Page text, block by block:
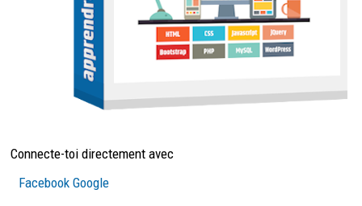
Connecte-toi directement avec
Facebook Google